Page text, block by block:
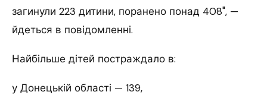
загинули 223 дитини, поранено понад 408", —
йдеться в повідомленні.
Найбільше дітей постраждало в:
у Донецькій області — 139,